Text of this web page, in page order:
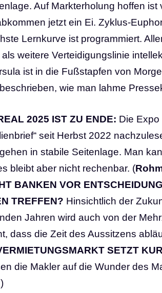
Auf Markterholung hoffen
jetzt ein Ei. Zyklus-
Lernkurve ist programmiert.
weitere Verteidigungslinie
ist in die Fußstapfen von
wie man lahme
2025 IST ZU ENDE: Die Expo
seit Herbst 2022
in stabile Seitenlage. Man
bleibt aber nicht rechenbar. (
BANKEN VOR
TREFFEN? Hinsichtlich der
Jahren wird auch von der
dass die Zeit des Aussitzens
SETZT
die Makler auf die Wunder des